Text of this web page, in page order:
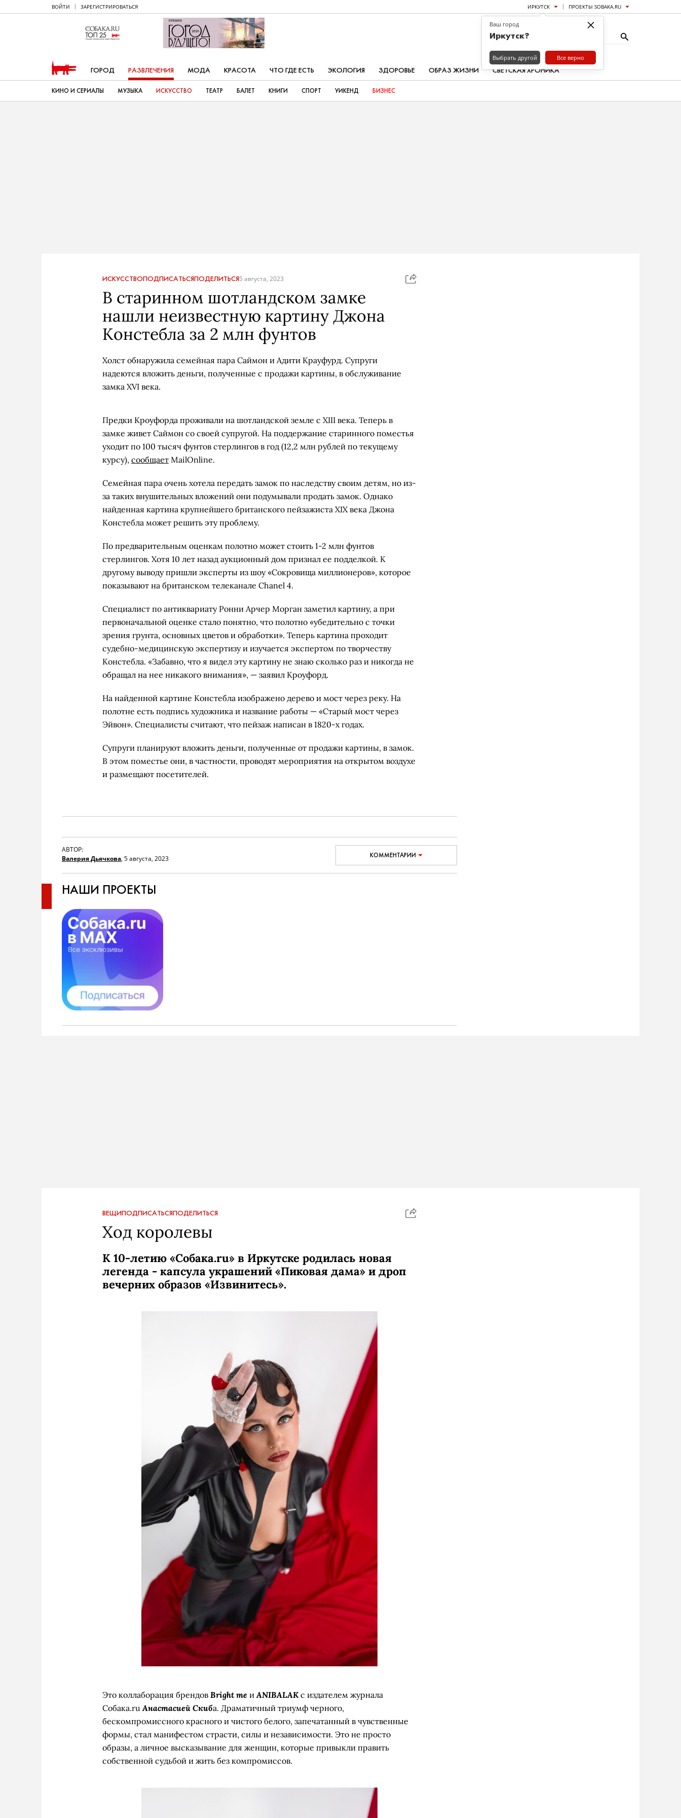
ВОЙТИ ЗАРЕГИСТРИРОВАТЬСЯ ИРКУТСК ПРОЕКТЫ SOBAKA.RU
ГОРОД РАЗВЛЕЧЕНИЯ МОДА КРАСОТА ЧТО ГДЕ ЕСТЬ ЭКОЛОГИЯ ЗДОРОВЬЕ ОБРАЗ ЖИЗНИ СВЕТСКАЯ ХРОНИКА
КИНО И СЕРИАЛЫ МУЗЫКА ИСКУССТВО ТЕАТР БАЛЕТ КНИГИ СПОРТ УИКЕНД БИЗНЕС
ИСКУССТВОПОДПИСАТЬСЯПОДЕЛИТЬСЯ5 августа, 2023
В старинном шотландском замке
нашли неизвестную картину Джона
Констебла за 2 млн фунтов
Холст обнаружила семейная пара Саймон и Адити Крауфурд. Супруги
надеются вложить деньги, полученные с продажи картины, в обслуживание
замка XVI века.
Предки Кроуфорда проживали на шотландской земле с XIII века. Теперь в
замке живет Саймон со своей супругой. На поддержание старинного поместья
уходит по 100 тысяч фунтов стерлингов в год (12,2 млн рублей по текущему
курсу), сообщает MailOnline.
Семейная пара очень хотела передать замок по наследству своим детям, но из-
за таких внушительных вложений они подумывали продать замок. Однако
найденная картина крупнейшего британского пейзажиста XIX века Джона
Констебла может решить эту проблему.
По предварительным оценкам полотно может стоить 1-2 млн фунтов
стерлингов. Хотя 10 лет назад аукционный дом признал ее подделкой. К
другому выводу пришли эксперты из шоу «Сокровища миллионеров», которое
показывают на британском телеканале Chanel 4.
Специалист по антиквариату Ронни Арчер Морган заметил картину, а при
первоначальной оценке стало понятно, что полотно «убедительно с точки
зрения грунта, основных цветов и обработки». Теперь картина проходит
судебно-медицинскую экспертизу и изучается экспертом по творчеству
Констебла. «Забавно, что я видел эту картину не знаю сколько раз и никогда не
обращал на нее никакого внимания», — заявил Кроуфорд.
На найденной картине Констебла изображено дерево и мост через реку. На
полотне есть подпись художника и название работы — «Старый мост через
Эйвон». Специалисты считают, что пейзаж написан в 1820-х годах.
Супруги планируют вложить деньги, полученные от продажи картины, в замок.
В этом поместье они, в частности, проводят мероприятия на открытом воздухе
и размещают посетителей.
АВТОР:
Валерия Дьячкова, 5 августа, 2023 КОММЕНТАРИИ
НАШИ ПРОЕКТЫ
ВЕЩИПОДПИСАТЬСЯПОДЕЛИТЬСЯ
Ход королевы
К 10-летию «Собака.ru» в Иркутске родилась новая
легенда - капсула украшений «Пиковая дама» и дроп
вечерних образов «Извинитесь».
Это коллаборация брендов Bright me и ANIBALAK с издателем журнала
Собака.ru Анастасией Скиба. Драматичный триумф черного,
бескомпромиссного красного и чистого белого, запечатанный в чувственные
формы, стал манифестом страсти, силы и независимости. Это не просто
образы, а личное высказывание для женщин, которые привыкли править
собственной судьбой и жить без компромиссов.
×
Ваш город
Иркутск?
Выбрать другой Все верно